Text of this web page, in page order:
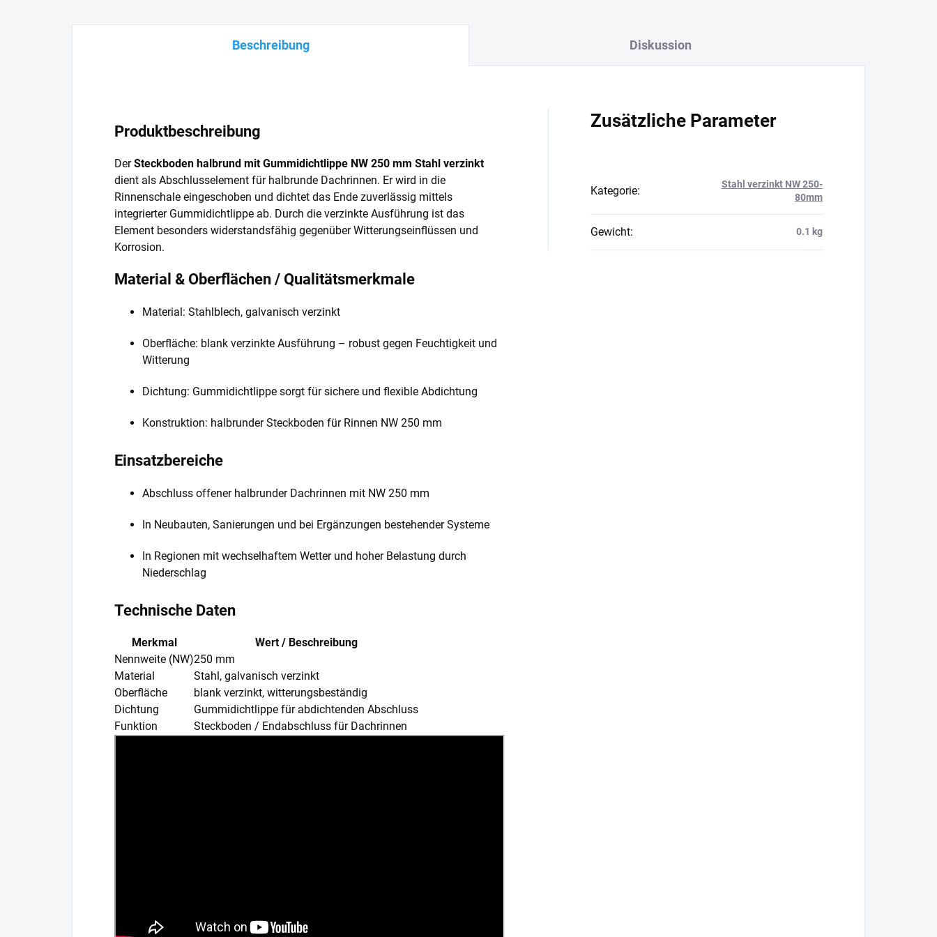
Beschreibung Diskussion
Produktbeschreibung
DerSteckboden halbrund mit Gummidichtlippe NW 250 mm Stahl verzinkt
dient als Abschlusselement für halbrunde Dachrinnen. Er wird in die
Rinnenschale eingeschoben und dichtet das Ende zuverlässig mittels
integrierter Gummidichtlippe ab. Durch die verzinkte Ausführung ist das
Element besonders widerstandsfähig gegenüber Witterungseinflüssen und
Korrosion.
Material & Oberflächen / Qualitätsmerkmale
Material: Stahlblech, galvanisch verzinkt
Oberfläche: blank verzinkte Ausführung – robust gegen Feuchtigkeit und
Witterung
Dichtung: Gummidichtlippe sorgt für sichere und flexible Abdichtung
Konstruktion: halbrunder Steckboden für Rinnen NW 250 mm
Einsatzbereiche
Abschluss offener halbrunder Dachrinnen mit NW 250 mm
In Neubauten, Sanierungen und bei Ergänzungen bestehender Systeme
In Regionen mit wechselhaftem Wetter und hoher Belastung durch
Niederschlag
Technische Daten
Merkmal
Wert / Beschreibung
Nennweite (NW)250 mm
Material
Stahl, galvanisch verzinkt
Oberfläche
blank verzinkt, witterungsbeständig
Dichtung
Gummidichtlippe für abdichtenden Abschluss
Funktion
Steckboden / Endabschluss für Dachrinnen
Zusätzliche Parameter
Kategorie:
Stahl verzinkt NW 250-
80mm
Gewicht: 0.1 kg